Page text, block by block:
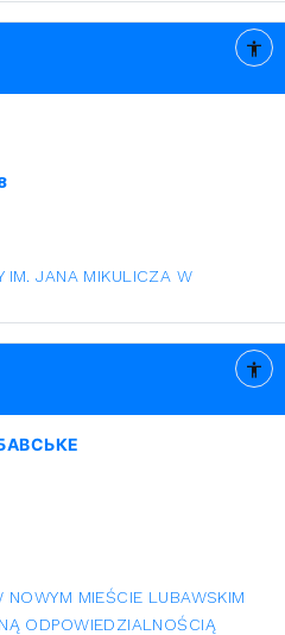
IM. JANA MIKULICZA W
NOWYM MIEŚCIE LUBAWSKIM
ODPOWIEDZIALNOŚCIĄ